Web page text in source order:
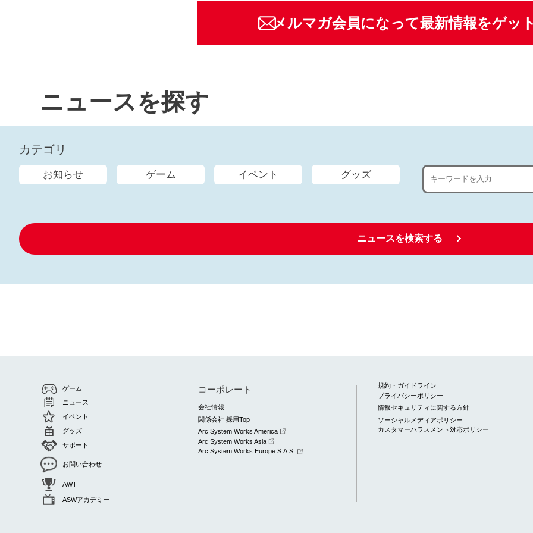
メルマガ会員になって最新情報をゲッ
ニュースを探す
カテゴリ
お知らせ ゲーム イベント グッズ
ニュースを検索する
ゲーム
ニュース
イベント
グッズ
サポート
お問い合わせ
AWT
ASWアカデミー
コーポレート
会社情報
関係会社 採用Top
Arc System Works America
Arc System Works Asia
Arc System Works Europe S.A.S.
規約・ガイドライン
プライバシーポリシー
情報セキュリティに関する方針
ソーシャルメディアポリシー
カスタマーハラスメント対応ポリシー